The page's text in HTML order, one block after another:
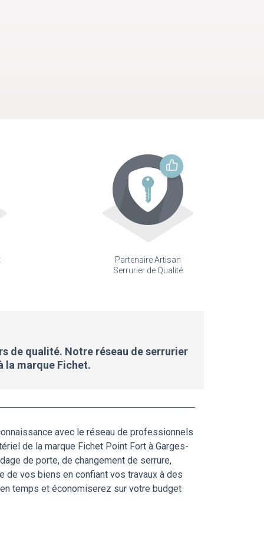
Partenaire Artisan
Serrurier de Qualité
de qualité. Notre réseau de serrurier
la marque Fichet.
avec le réseau de professionnels
de la marque Fichet Point Fort à Garges-
de porte, de changement de serrure,
de vos biens en confiant vos travaux à des
temps et économiserez sur votre budget